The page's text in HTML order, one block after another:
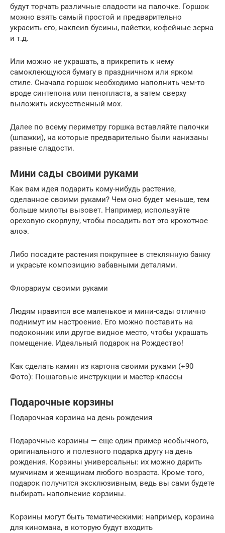
будут торчать различные сладости на палочке. Горшок
можно взять самый простой и предварительно
украсить его, наклеив бусины, пайетки, кофейные зерна
и т.д.
Или можно не украшать, а прикрепить к нему
самоклеющуюся бумагу в праздничном или ярком
стиле. Сначала горшок необходимо наполнить чем-то
вроде синтепона или пенопласта, а затем сверху
выложить искусственный мох.
Далее по всему периметру горшка вставляйте палочки
(шпажки), на которые предварительно были нанизаны
разные сладости.
Мини сады своими руками
Как вам идея подарить кому-нибудь растение,
сделанное своими руками? Чем оно будет меньше, тем
больше милоты вызовет. Например, используйте
ореховую скорлупу, чтобы посадить вот это крохотное
алоэ.
Либо посадите растения покрупнее в стеклянную банку
и украсьте композицию забавными деталями.
Флорариум своими руками
Людям нравится все маленькое и мини-сады отлично
поднимут им настроение. Его можно поставить на
подоконник или другое видное место, чтобы украшать
помещение. Идеальный подарок на Рождество!
Как сделать камин из картона своими руками (+90
Фото): Пошаговые инструкции и мастер-классы
Подарочные корзины
Подарочная корзина на день рождения
Подарочные корзины — еще один пример необычного,
оригинального и полезного подарка другу на день
рождения. Корзины универсальны: их можно дарить
мужчинам и женщинам любого возраста. Кроме того,
подарок получится эксклюзивным, ведь вы сами будете
выбирать наполнение корзины.
Корзины могут быть тематическими: например, корзина
для киномана, в которую будут входить